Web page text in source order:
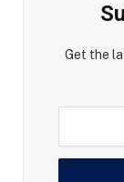
Get the